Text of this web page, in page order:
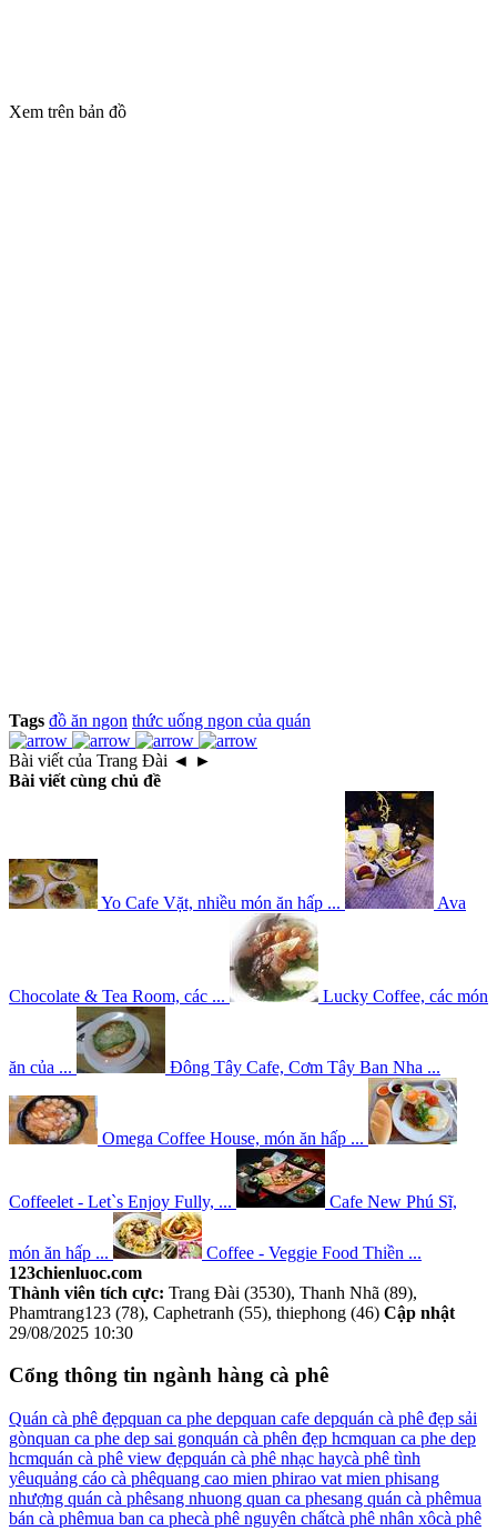
Xem trên bản đồ
Tags đồ ăn ngon thức uống ngon của quán
Bài viết của Trang Đài ◄ ►
Bài viết cùng chủ đề
Yo Cafe Vặt, nhiều món ăn hấp ... Ava
Chocolate & Tea Room, các ... Lucky Coffee, các món
ăn của ... Đông Tây Cafe, Cơm Tây Ban Nha ...
Omega Coffee House, món ăn hấp ...
Coffeelet - Let`s Enjoy Fully, ... Cafe New Phú Sĩ,
món ăn hấp ...
Coffee - Veggie Food Thiền ...
123chienluoc.com
Thành viên tích cực: Trang Đài (3530), Thanh Nhã (89),
Phamtrang123 (78), Caphetranh (55), thiephong (46) Cập nhật
29/08/2025 10:30
Cổng thông tin ngành hàng cà phê
Quán cà phê đẹpquan ca phe depquan cafe depquán cà phê đẹp sải
gònquan ca phe dep sai gonquán cà phên đẹp hcmquan ca phe dep
hcmquán cà phê view đẹpquán cà phê nhạc haycà phê tình
yêuquảng cáo cà phêquang cao mien phirao vat mien phisang
nhượng quán cà phêsang nhuong quan ca phesang quán cà phêmua
bán cà phêmua ban ca phecà phê nguyên chấtcà phê nhân xôcà phê